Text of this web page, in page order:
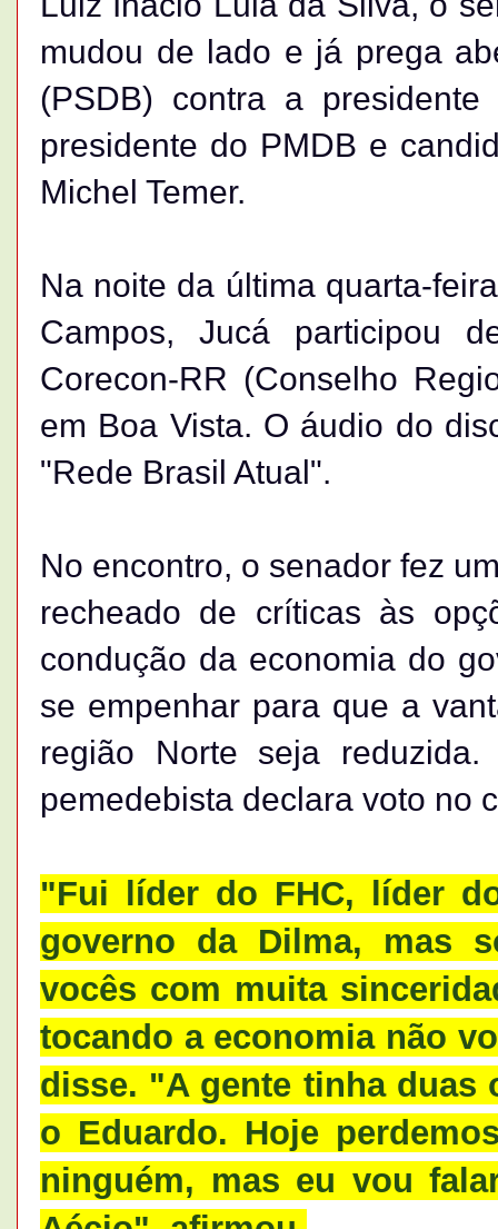
mudou de lado e já prega
(PSDB) contra a
presidente do PMDB e
Michel Temer.
Na noite da última quarta-
Campos, Jucá participou
Corecon-RR (Conselho
em Boa Vista. O áudio do
"Rede Brasil Atual".
No encontro, o senador fez
recheado de críticas às
condução da economia do
se empenhar para que a
região Norte seja
pemedebista declara voto no
"Fui líder do FHC, líder
governo da Dilma, mas
vocês com muita
tocando a economia não
disse. "A gente tinha duas
o Eduardo. Hoje
ninguém, mas eu vou